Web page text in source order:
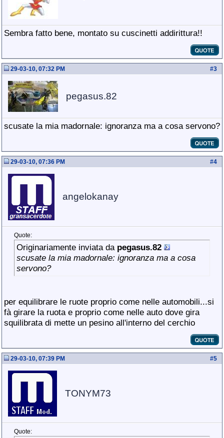
Sembra fatto bene, montato su cuscinetti addirittura!!
#3
29-03-10, 07:32 PM
pegasus.82
scusate la mia madornale: ignoranza ma a cosa servono?
#4
29-03-10, 07:36 PM
angelokanay
Quote:
Originariamente inviata da pegasus.82
scusate la mia madornale: ignoranza ma a cosa
servono?
per equilibrare le ruote proprio come nelle automobili...si
fà girare la ruota e proprio come nelle auto dove gira
squilibrata di mette un pesino all'interno del cerchio
#5
29-03-10, 07:39 PM
TONYM73
Quote: